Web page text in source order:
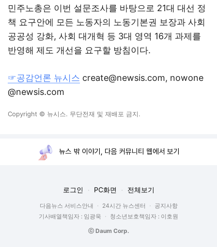
민주노총은 이번 설문조사를 바탕으로 21대 대선 정
책 요구안에 모든 노동자의 노동기본권 보장과 사회
공공성 강화, 사회 대개혁 등 3대 영역 16개 과제를
반영해 제도 개선을 요구할 방침이다.
☞공감언론 뉴시스 create@newsis.com, nowone
@newsis.com
Copyright © 뉴시스. 무단전재 및 재배포 금지.
뉴스 밖 이야기, 다음 커뮤니티 웹에서 보기
로그인 PC화면 전체보기
다음뉴스 서비스안내 24시간 뉴스센터
공지사항
기사배열책임자 : 임광욱
청소년보호책임자 : 이호원
ⓒ Daum Corp.